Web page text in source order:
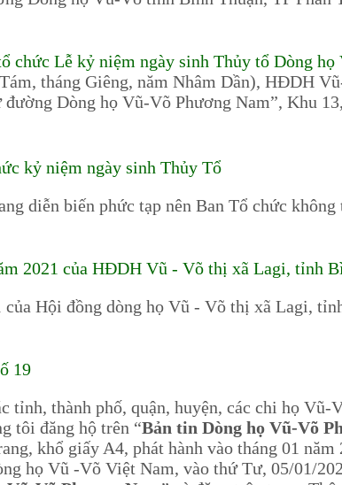
chức Lễ kỷ niệm ngày sinh Thủy tổ Dòng họ
tháng Giêng, năm Nhâm Dần), HĐDH
Dòng họ Vũ-Võ Phương Nam”, Khu
kỷ niệm ngày sinh Thủy Tổ
diễn biến phức tạp nên Ban Tổ chức
2021 của HĐDH Vũ - Võ thị xã Lagi, tỉnh
của Hội đồng dòng họ Vũ - Võ thị xã Lagi,
19
tỉnh, thành phố, quận, huyện, các chi họ
tôi đăng hộ trên “Bản tin Dòng họ Vũ-Võ
khổ giấy A4, phát hành vào tháng 01
họ Vũ -Võ Việt Nam, vào thứ Tư, 05/01/